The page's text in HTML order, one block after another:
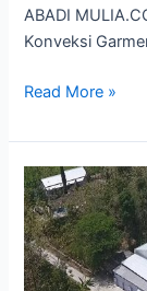
ABADI
Konveksi
Read More »
Pabrik
Garment
Balikpapan